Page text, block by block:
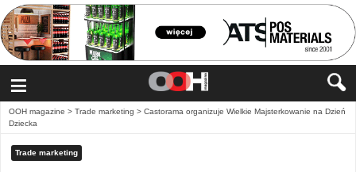
≡
OOH magazine > Trade marketing > Castorama organizuje Wielkie Majsterkowanie na Dzień
Dziecka
Trade marketing